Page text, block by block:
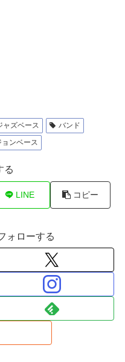
ャズベース
バンド
ョンベース
る
LINE コピー
ォローする